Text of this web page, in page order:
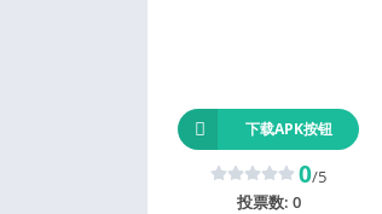
下载APK按钮
0/5
投票数: 0